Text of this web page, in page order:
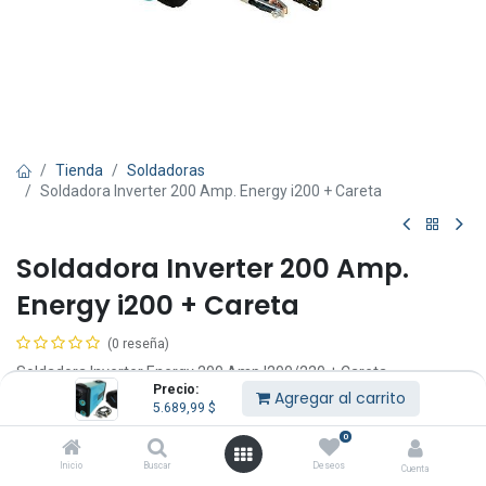
Precio:
5.689,99 $ Agregar al carrito
Inicio Buscar
0
Deseos Cuenta
Tienda
Soldadoras
Soldadora Inverter 200 Amp. Energy i200 + Careta
Soldadora Inverter 200 Amp.
Energy i200 + Careta
(0 reseña)
Soldadora Inverter Energy 200 Amp I200/220 + Careta
Fotocromatica.
Gran potencia 200 Amp.
Contenido:
1 soldadora inverter electrodo, 1 pinza porta electrodo, 1 pinza de